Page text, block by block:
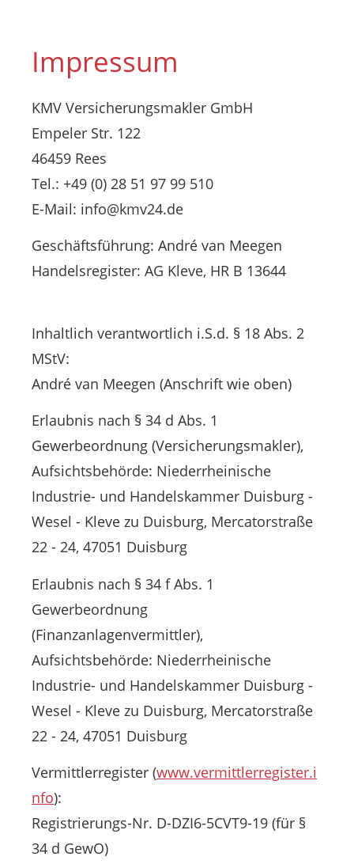
Impressum
KMV Versicherungsmakler GmbH
Empeler Str. 122
46459 Rees
Tel.: +49 (0) 28 51 97 99 510
E-Mail: info@kmv24.de
Geschäftsführung: André van Meegen
Handelsregister: AG Kleve, HR B 13644
Inhaltlich verantwortlich i.S.d. § 18 Abs. 2
MStV:
André van Meegen (Anschrift wie oben)
Erlaubnis nach § 34 d Abs. 1
Gewerbeordnung (Versicherungsmakler),
Aufsichtsbehörde: Niederrheinische
Industrie- und Handelskammer Duisburg -
Wesel - Kleve zu Duisburg, Mercatorstraße
22 - 24, 47051 Duisburg
Erlaubnis nach § 34 f Abs. 1
Gewerbeordnung
(Finanzanlagenvermittler),
Aufsichtsbehörde: Niederrheinische
Industrie- und Handelskammer Duisburg -
Wesel - Kleve zu Duisburg, Mercatorstraße
22 - 24, 47051 Duisburg
Vermittlerregister (www.vermittlerregister.i
nfo):
Registrierungs-Nr. D-DZI6-5CVT9-19 (für §
34 d GewO)